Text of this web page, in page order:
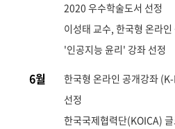
2020 우수학술도서 선정
이성태 교수, 한국형 온라
'인공지능 윤리' 강좌 선정
6월
한국형 온라인 공개강좌
선정
한국국제협력단(KOICA)